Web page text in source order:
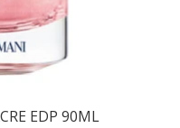
EDP 90ML